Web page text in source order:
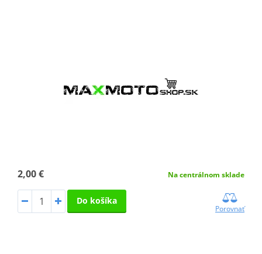
2,00 € Na centrálnom sklade
Do košíka
Porovnať